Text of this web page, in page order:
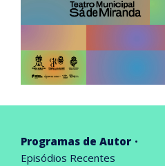
Programas de Autor
Episódios Recentes